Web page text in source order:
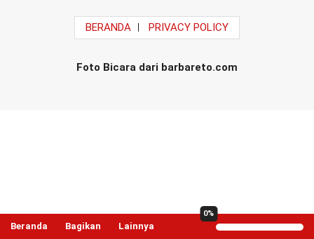
BERANDA PRIVACY POLICY
Foto Bicara dari barbareto.com
Beranda Bagikan Lainnya
0%